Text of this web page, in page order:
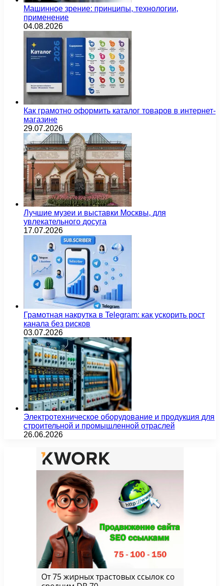
Машинное зрение: принципы, технологии,
применение
04.08.2026
Как грамотно оформить каталог товаров в интернет-
магазине
29.07.2026
Лучшие музеи и выставки Москвы, для
увлекательного досуга
17.07.2026
Грамотная накрутка в Telegram: как ускорить рост
канала без рисков
03.07.2026
Электротехническое оборудование и продукция для
строительной и промышленной отраслей
26.06.2026